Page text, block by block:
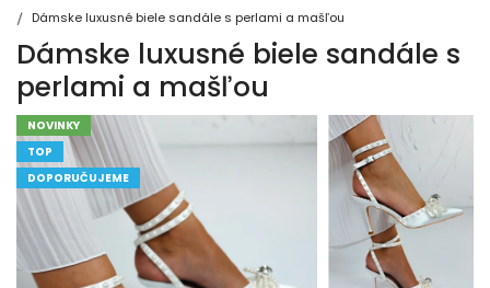
Dámske luxusné biele sandále s perlami a mašľou
Dámske luxusné biele sandále s
perlami a mašľou
NOVINKY
TOP
DOPORUČUJEME